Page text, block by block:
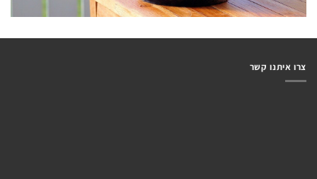
צרו איתנו קשר